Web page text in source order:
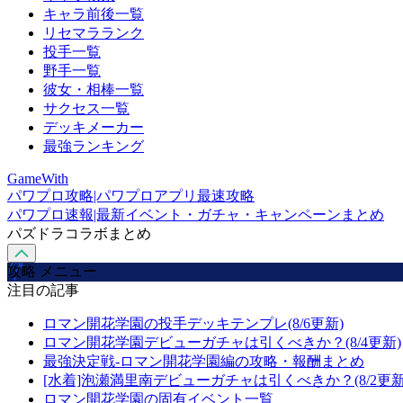
キャラ前後一覧
リセマラランク
投手一覧
野手一覧
彼女・相棒一覧
サクセス一覧
デッキメーカー
最強ランキング
GameWith
パワプロ攻略|パワプロアプリ最速攻略
パワプロ速報|最新イベント・ガチャ・キャンペーンまとめ
パズドラコラボまとめ
攻略 メニュー
注目の記事
ロマン開花学園の投手デッキテンプレ(8/6更新)
ロマン開花学園デビューガチャは引くべきか？(8/4更新)
最強決定戦-ロマン開花学園編の攻略・報酬まとめ
[水着]泡瀬満里南デビューガチャは引くべきか？(8/2更
ロマン開花学園の固有イベント一覧